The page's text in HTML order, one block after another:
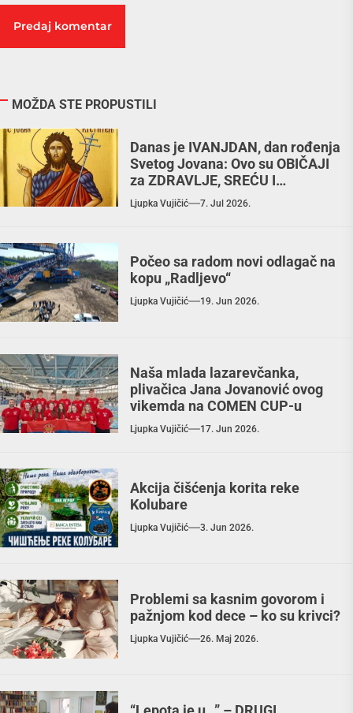
MOŽDA STE PROPUSTILI
Danas je IVANJDAN, dan rođenja
Svetog Jovana: Ovo su OBIČAJI
za ZDRAVLJE, SREĆU I
BLAGOSTANJE
Ljupka Vujičić 7. Jul 2026.
Počeo sa radom novi odlagač na
kopu „Radljevo“
Ljupka Vujičić 19. Jun 2026.
Naša mlada lazarevčanka,
plivačica Jana Jovanović ovog
vikemda na COMEN CUP-u
Ljupka Vujičić 17. Jun 2026.
Akcija čišćenja korita reke
Kolubare
Ljupka Vujičić 3. Jun 2026.
Problemi sa kasnim govorom i
pažnjom kod dece – ko su krivci?
Ljupka Vujičić 26. Maj 2026.